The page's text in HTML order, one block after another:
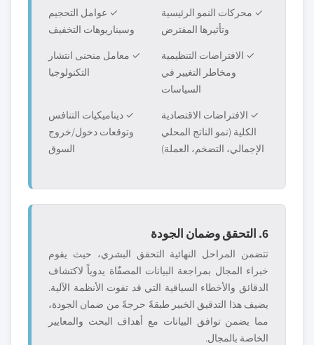
✓ محركات النمو الرئيسية
وتأثيرها المفترض
✓ عوامل التحجيم
وسيناريوهات التخفيف
✓ الافتراضات التنظيمية
ومخاطر التغيير في
السياسات
✓ معامل منحنى انتشار
التكنولوجيا
✓ الافتراضات الاقتصادية
الكلية (نمو الناتج المحلي
الإجمالي، التضخم، العملة)
✓ ديناميكيات التنافس
وتوقعات دخول/خروج
السوق
6. التحقق وضمان الجودة
تتضمن المراحل النهائية التحقق البشري، حيث يقوم
خبراء المجال بمراجعة البيانات المصفّاة يدوياً لاكتشاف
الدقائق والأخطاء السياقية التي قد تفوت الأنظمة الآلية.
يضيف هذا التدقيق الخبير طبقةً حرجةً من ضمان الجودة،
مما يضمن توافق البيانات مع أهداف البحث والمعايير
الخاصة بالمجال.